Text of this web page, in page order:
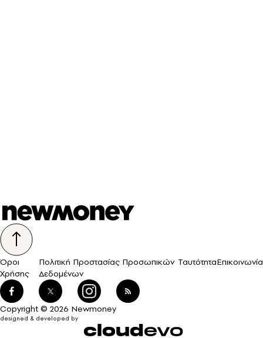
Όροι
Χρήσης
Πολιτική Προστασίας Προσωπικών
Δεδομένων
ΤαυτότηταΕπικοινωνία
Copyright © 2026 Newmoney
designed & developed by